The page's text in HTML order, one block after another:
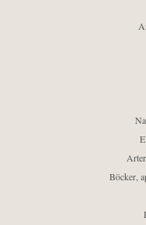
Böcker,